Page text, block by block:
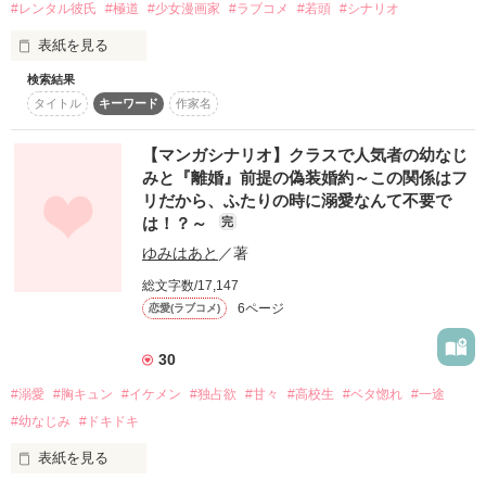
副題は志月彩珠様のお題企画に参加させていただいた時のもの
です。
マンガシナリオのために加筆大幅変更
エントリーしています。
作品を読む
#レンタル彼氏 #極道 #少女漫画家 #ラブコメ #若頭 #シナリオ
表紙を見る
こちらはマンガシナリオになります。
「第3回noicomiマンガシナリオ大賞」にエントリーしていま
作品を読む
検索結果
タイトル
キーワード 作家名
【マンガシナリオ】クラスで人気者の幼なじ
みと『離婚』前提の偽装婚約～この関係はフ
リだから、ふたりの時に溺愛なんて不要で
は！？～
完
ゆみはあと ／著
総文字数/17,147
恋愛(ラブコメ) 6ページ
30
#溺愛 #胸キュン #イケメン #独占欲 #甘々 #高校生 #ベタ惚れ #一途
#幼なじみ #ドキドキ
表紙を見る